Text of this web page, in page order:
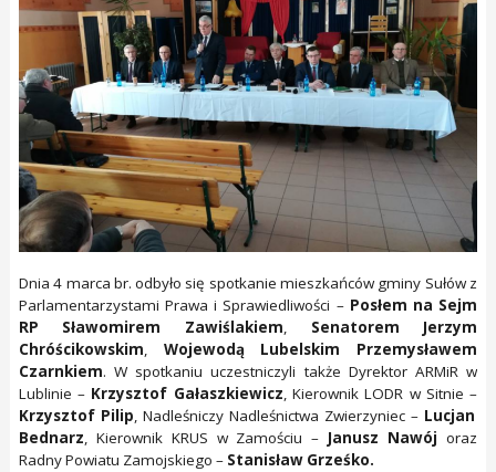
Dnia 4 marca br. odbyło się spotkanie mieszkańców gminy Sułów z
Parlamentarzystami Prawa i Sprawiedliwości –Posłem na Sejm
RP Sławomirem Zawiślakiem, Senatorem Jerzym
Chróścikowskim, Wojewodą Lubelskim Przemysławem
Czarnkiem. W spotkaniu uczestniczyli także Dyrektor ARMiR w
Lublinie – Krzysztof Gałaszkiewicz, Kierownik LODR w Sitnie –
Krzysztof Pilip, Nadleśniczy Nadleśnictwa Zwierzyniec – Lucjan
Bednarz, Kierownik KRUS w Zamościu – Janusz Nawój oraz
Radny Powiatu Zamojskiego – Stanisław Grześko.